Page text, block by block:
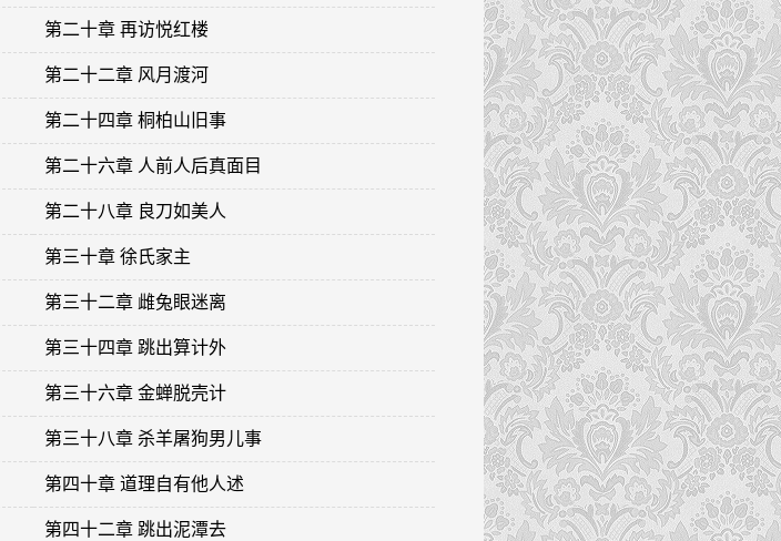
第二十章 再访悦红楼
第二十二章 风月渡河
第二十四章 桐柏山旧事
第二十六章 人前人后真面目
第二十八章 良刀如美人
第三十章 徐氏家主
第三十二章 雌兔眼迷离
第三十四章 跳出算计外
第三十六章 金蝉脱壳计
第三十八章 杀羊屠狗男儿事
第四十章 道理自有他人述
第四十二章 跳出泥潭去